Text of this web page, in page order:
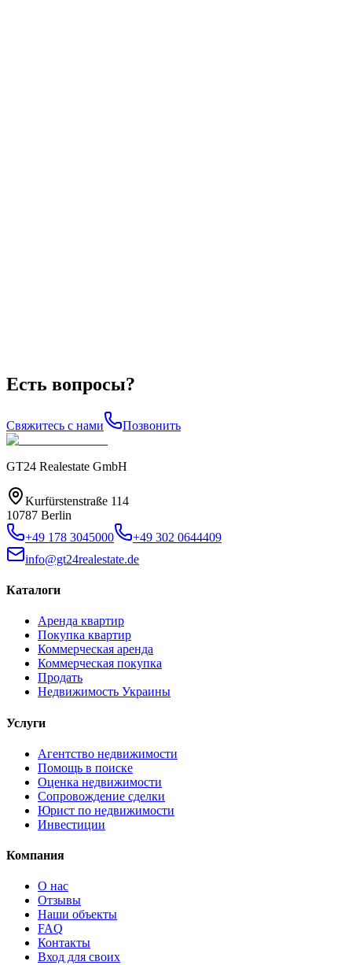
Есть вопросы?
Свяжитесь с нами Позвонить
GT24 Realestate GmbH
Kurfürstenstraße 114
10787 Berlin
+49 178 3045000
+49 302 0644409
info@gt24realestate.de
Каталоги
Аренда квартир
Покупка квартир
Коммерческая аренда
Коммерческая покупка
Продать
Недвижимость Украины
Услуги
Агентство недвижимости
Помощь в поиске
Оценка недвижимости
Сопровождение сделки
Юрист по недвижимости
Инвестиции
Компания
О нас
Отзывы
Наши объекты
FAQ
Контакты
Вход для своих